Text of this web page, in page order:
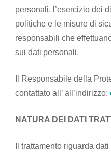
personali, l’esercizio dei
politiche e le misure di
responsabili che
sui dati personali.
Il Responsabile della
contattato all’ all’indirizzo:
NATURA DEI DATI
Il trattamento riguarda